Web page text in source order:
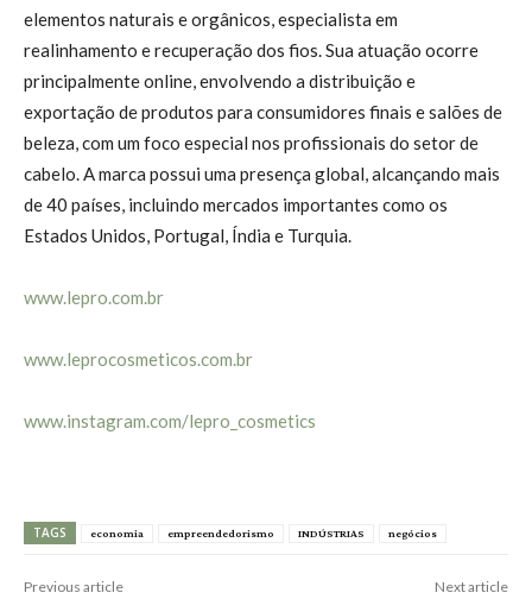
elementos naturais e orgânicos, especialista em
realinhamento e recuperação dos fios. Sua atuação ocorre
principalmente online, envolvendo a distribuição e
exportação de produtos para consumidores finais e salões de
beleza, com um foco especial nos profissionais do setor de
cabelo. A marca possui uma presença global, alcançando mais
de 40 países, incluindo mercados importantes como os
Estados Unidos, Portugal, Índia e Turquia.
www.lepro.com.br
www.leprocosmeticos.com.br
www.instagram.com/lepro_cosmetics
TAGS economia empreendedorismo INDÚSTRIAS negócios
Previous article Next article